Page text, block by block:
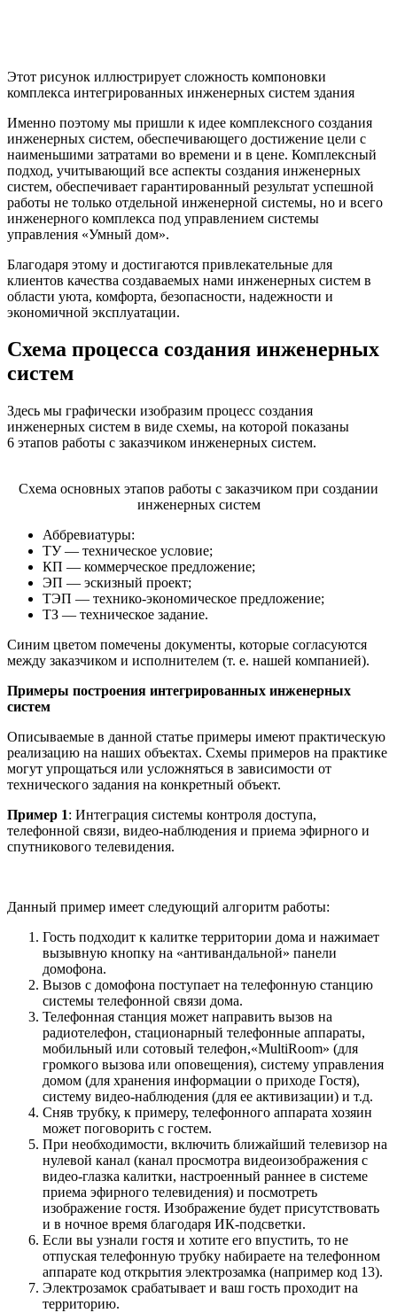
Этот рисунок иллюстрирует сложность компоновки
комплекса интегрированных инженерных систем здания
Именно поэтому мы пришли к идее комплексного создания
инженерных систем, обеспечивающего достижение цели с
наименьшими затратами во времени и в цене. Комплексный
подход, учитывающий все аспекты создания инженерных
систем, обеспечивает гарантированный результат успешной
работы не только отдельной инженерной системы, но и всего
инженерного комплекса под управлением системы
управления «Умный дом».
Благодаря этому и достигаются привлекательные для
клиентов качества создаваемых нами инженерных систем в
области уюта, комфорта, безопасности, надежности и
экономичной эксплуатации.
Схема процесса создания инженерных
систем
Здесь мы графически изобразим процесс создания
инженерных систем в виде схемы, на которой показаны
6 этапов работы с заказчиком инженерных систем.
Схема основных этапов работы с заказчиком при создании
инженерных систем
Аббревиатуры:
ТУ — техническое условие;
КП — коммерческое предложение;
ЭП — эскизный проект;
ТЭП — технико-экономическое предложение;
ТЗ — техническое задание.
Синим цветом помечены документы, которые согласуются
между заказчиком и исполнителем (т. е. нашей компанией).
Примеры построения интегрированных инженерных
систем
Описываемые в данной статье примеры имеют практическую
реализацию на наших объектах. Схемы примеров на практике
могут упрощаться или усложняться в зависимости от
технического задания на конкретный объект.
Пример 1: Интеграция системы контроля доступа,
телефонной связи, видео-наблюдения и приема эфирного и
спутникового телевидения.
Данный пример имеет следующий алгоритм работы:
Гость подходит к калитке территории дома и нажимает
вызывную кнопку на «антивандальной» панели
домофона.
Вызов с домофона поступает на телефонную станцию
системы телефонной связи дома.
Телефонная станция может направить вызов на
радиотелефон, стационарный телефонные аппараты,
мобильный или сотовый телефон,«MultiRoom» (для
громкого вызова или оповещения), систему управления
домом (для хранения информации о приходе Гостя),
систему видео-наблюдения (для ее активизации) и т.д.
Сняв трубку, к примеру, телефонного аппарата хозяин
может поговорить с гостем.
При необходимости, включить ближайший телевизор на
нулевой канал (канал просмотра видеоизображения с
видео-глазка калитки, настроенный раннее в системе
приема эфирного телевидения) и посмотреть
изображение гостя. Изображение будет присутствовать
и в ночное время благодаря ИК-подсветки.
Если вы узнали гостя и хотите его впустить, то не
отпуская телефонную трубку набираете на телефонном
аппарате код открытия электрозамка (например код 13).
Электрозамок срабатывает и ваш гость проходит на
территорию.